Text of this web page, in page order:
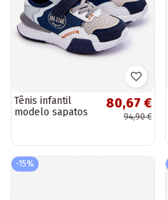
Tênis infantil
modelo sapatos
escuro
80,67 €
94,90 €
-15%